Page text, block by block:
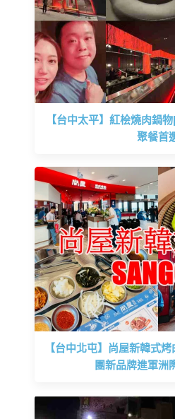
【台中太平】紅桧燒肉鍋
聚餐首
【台中北屯】尚屋新韓式
團新品牌進軍洲